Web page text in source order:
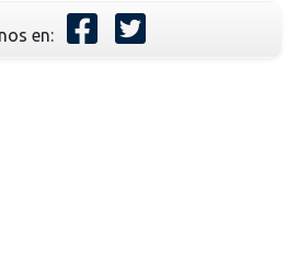
en: